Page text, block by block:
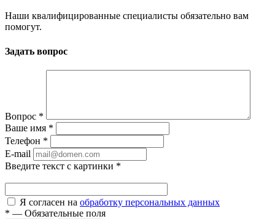
Наши квалифицированные специалисты обязательно вам
помогут.
Задать вопрос
Вопрос *
Ваше имя *
Телефон *
E-mail
Введите текст с картинки *
Я согласен на обработку персональных данных
* — Обязательные поля